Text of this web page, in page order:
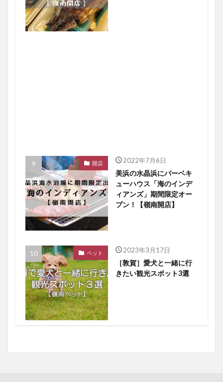
開店 2022年7月6日
美浜の水晶浜にバーベキ
ューハウス「海のインデ
ィアンズ」期間限定オー
プン！【嶺南開店】
ペット 2023年3月17日
［敦賀］愛犬と一緒に行
きたい観光スポット3選